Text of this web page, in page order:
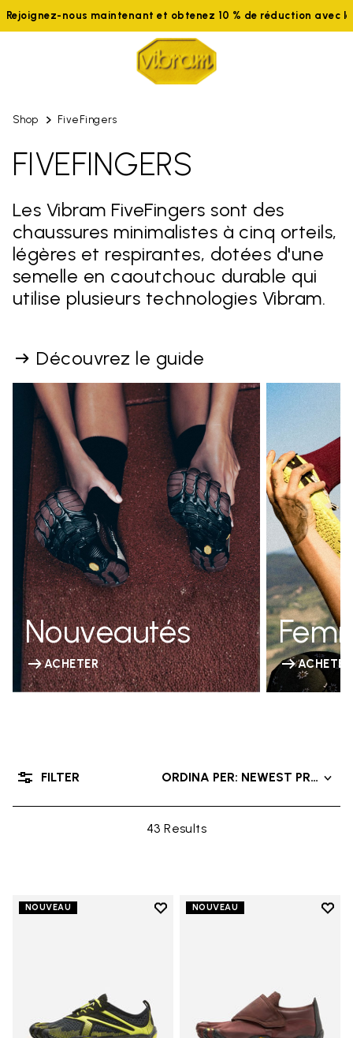
nous maintenant et obtenez 10 % de réduction avec le code
Shop FiveFingers
FIVEFINGERS
Les Vibram FiveFingers sont des
chaussures minimalistes à cinq orteils,
légères et respirantes, dotées d'une
semelle en caoutchouc durable qui
utilise plusieurs technologies Vibram.
Découvrez le guide
Nouveautés
ACHETER ACHETER
43 Results
ORDINA PER: NEWEST
FILTER
NOUVEAU
Add to wishlist
NOUVEAU
Add